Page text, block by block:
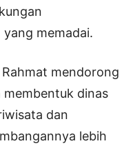
memadai.
mendorong
membentuk dinas
dan
lebih